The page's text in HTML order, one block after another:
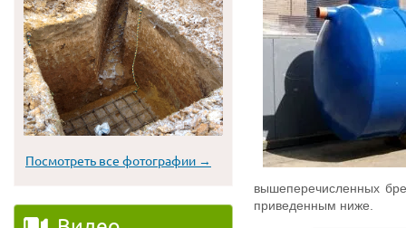
вышеперечисленных
приведенным ниже.
Посмотреть все фотографии →